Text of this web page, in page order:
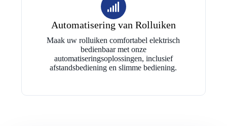
Automatisering van Rolluiken
Maak uw rolluiken comfortabel elektrisch
bedienbaar met onze
automatiseringsoplossingen, inclusief
afstandsbediening en slimme bediening.